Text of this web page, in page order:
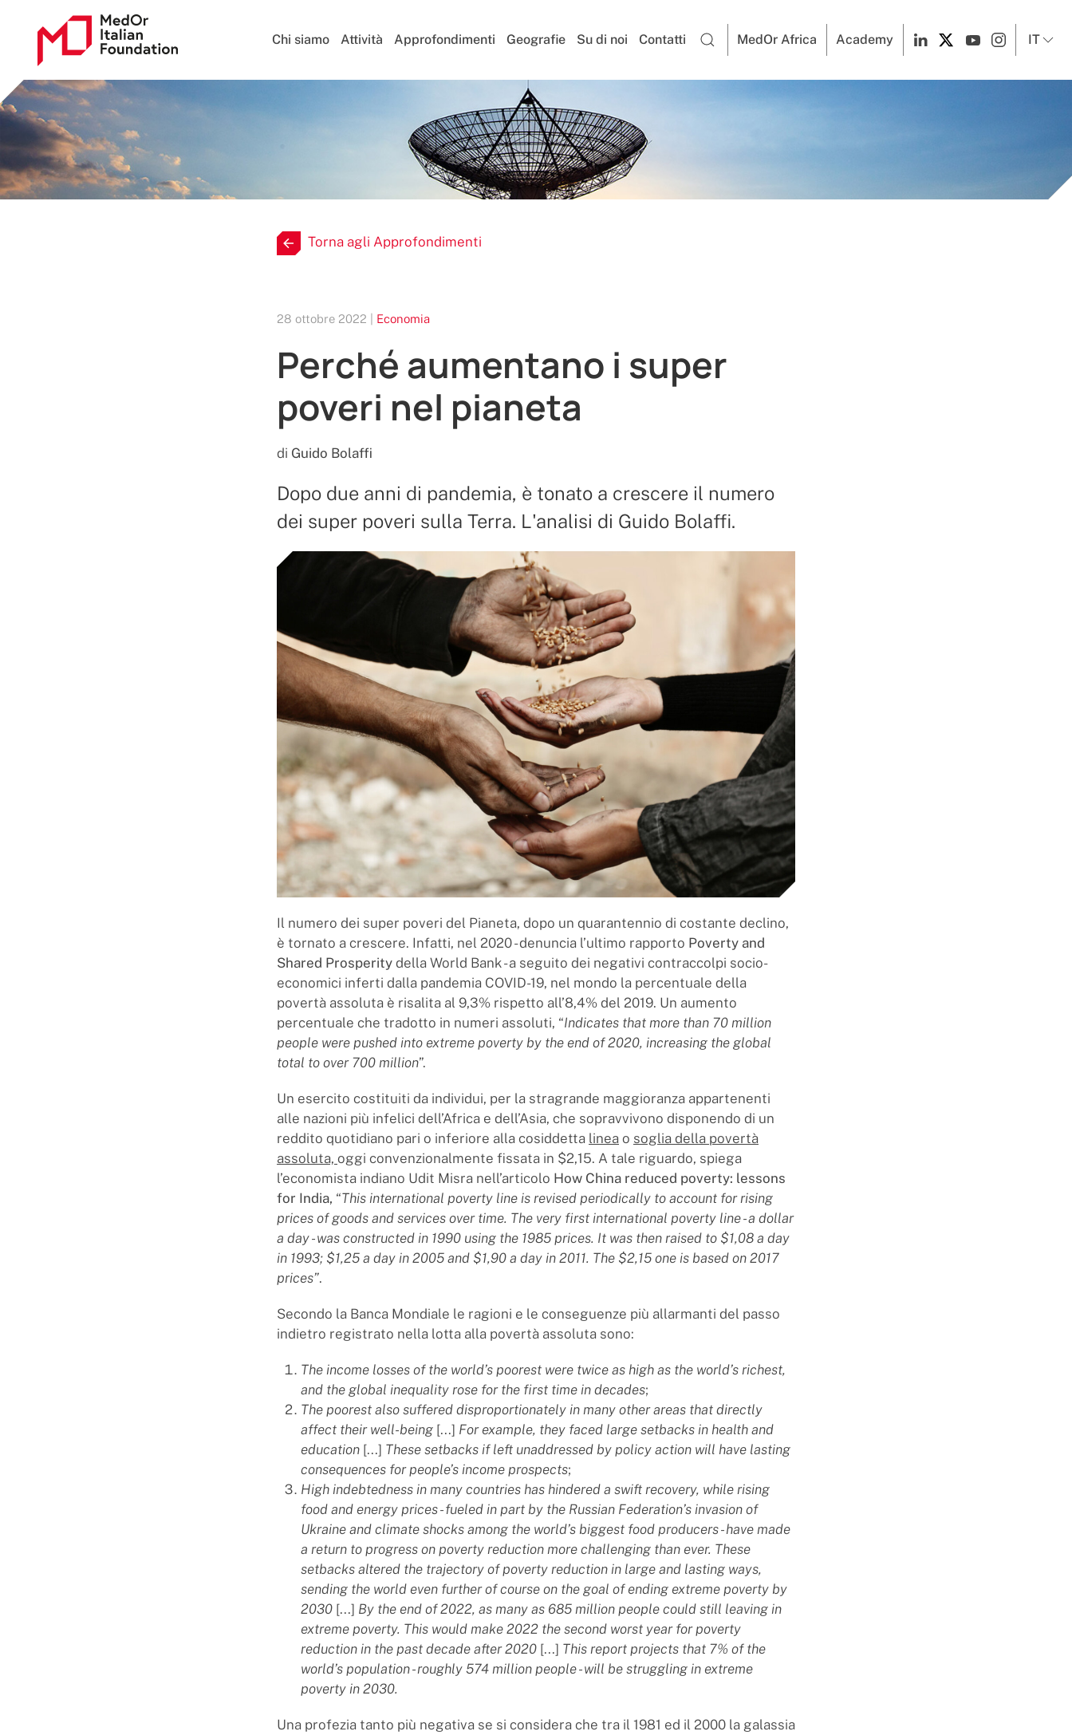
Chi siamo Attività Approfondimenti Geografie Su di noi Contatti MedOr Africa Academy IT
Torna agli Approfondimenti
28 ottobre 2022 | Economia
Perché aumentano i super
poveri nel pianeta
di Guido Bolaffi
Dopo due anni di pandemia, è tonato a crescere il numero
dei super poveri sulla Terra. L'analisi di Guido Bolaffi.
Il numero dei super poveri del Pianeta, dopo un quarantennio di costante declino,
è tornato a crescere. Infatti, nel 2020 - denuncia l’ultimo rapporto Poverty and
Shared Prosperity della World Bank - a seguito dei negativi contraccolpi socio-
economici inferti dalla pandemia COVID-19, nel mondo la percentuale della
povertà assoluta è risalita al 9,3% rispetto all’8,4% del 2019. Un aumento
percentuale che tradotto in numeri assoluti, “Indicates that more than 70 million
people were pushed into extreme poverty by the end of 2020, increasing the global
total to over 700 million”.
Un esercito costituiti da individui, per la stragrande maggioranza appartenenti
alle nazioni più infelici dell’Africa e dell’Asia, che sopravvivono disponendo di un
reddito quotidiano pari o inferiore alla cosiddetta linea o soglia della povertà
assoluta, oggi convenzionalmente fissata in $2,15. A tale riguardo, spiega
l’economista indiano Udit Misra nell’articolo How China reduced poverty: lessons
for India, “This international poverty line is revised periodically to account for rising
prices of goods and services over time. The very first international poverty line - a dollar
a day - was constructed in 1990 using the 1985 prices. It was then raised to $1,08 a day
in 1993; $1,25 a day in 2005 and $1,90 a day in 2011. The $2,15 one is based on 2017
prices”.
Secondo la Banca Mondiale le ragioni e le conseguenze più allarmanti del passo
indietro registrato nella lotta alla povertà assoluta sono:
The income losses of the world’s poorest were twice as high as the world’s richest,
and the global inequality rose for the first time in decades;
The poorest also suffered disproportionately in many other areas that directly
affect their well-being [...] For example, they faced large setbacks in health and
education [...] These setbacks if left unaddressed by policy action will have lasting
consequences for people’s income prospects;
High indebtedness in many countries has hindered a swift recovery, while rising
food and energy prices - fueled in part by the Russian Federation’s invasion of
Ukraine and climate shocks among the world’s biggest food producers - have made
a return to progress on poverty reduction more challenging than ever. These
setbacks altered the trajectory of poverty reduction in large and lasting ways,
sending the world even further of course on the goal of ending extreme poverty by
2030 [...] By the end of 2022, as many as 685 million people could still leaving in
extreme poverty. This would make 2022 the second worst year for poverty
reduction in the past decade after 2020 [...] This report projects that 7% of the
world’s population - roughly 574 million people - will be struggling in extreme
poverty in 2030.
Una profezia tanto più negativa se si considera che tra il 1981 ed il 2000 la galassia